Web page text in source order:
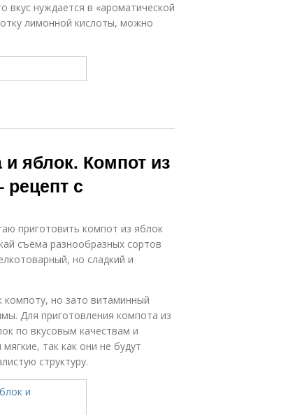
вкус нуждается в «ароматической
лимонной кислоты, можно
яблок. Компот из
с
приготовить компот из яблок
съёма разнообразных сортов
но сладкий и
компоту, но зато витаминный
Для приготовления компота из
по вкусовым качествам и
так как они не будут
структуру.